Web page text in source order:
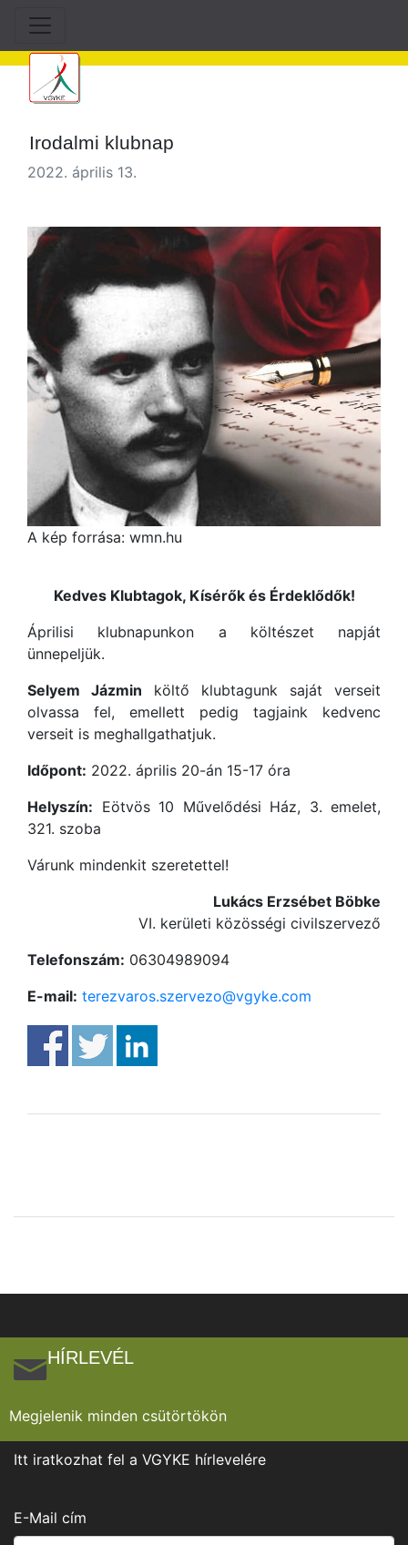
Irodalmi klubnap
2022. április 13.
A kép forrása: wmn.hu
Kedves Klubtagok, Kísérők és Érdeklődők!
Áprilisi klubnapunkon a költészet napját
ünnepeljük.
Selyem Jázmin költő klubtagunk saját verseit
olvassa fel, emellett pedig tagjaink kedvenc
verseit is meghallgathatjuk.
Időpont: 2022. április 20-án 15-17 óra
Helyszín: Eötvös 10 Művelődési Ház, 3. emelet,
321. szoba
Várunk mindenkit szeretettel!
Lukács Erzsébet Böbke
VI. kerületi közösségi civilszervező
Telefonszám: 06304989094
E-mail: terezvaros.szervezo@vgyke.com
HÍRLEVÉL
Megjelenik minden csütörtökön
Itt iratkozhat fel a VGYKE hírlevelére
E-Mail cím